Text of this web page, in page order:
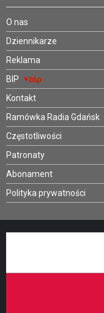
O nas
Dziennikarze
Reklama
BIP
Kontakt
Ramówka Radia Gdańsk
Częstotliwości
Patronaty
Abonament
Polityka prywatności